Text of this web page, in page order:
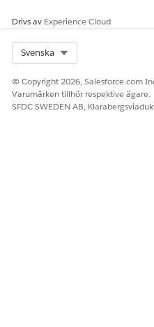
Drivs av Experience Cloud
Svenska
© Copyright 2026, Salesforce.com
Varumärken tillhör respektive ägare.
SFDC SWEDEN AB,